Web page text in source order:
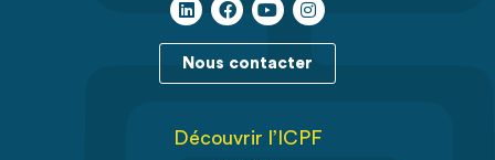
Nous contacter
Découvrir l’ICPF